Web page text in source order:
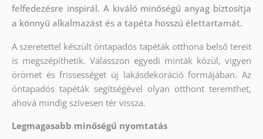
felfedezésre inspirál. A kiváló minőségű anyag biztosítja
a könnyű alkalmazást és a tapéta hosszú élettartamát.
A szeretettel készült öntapadós tapéták otthona belső tereit
is megszépíthetik. Válasszon egyedi minták közül, vigyen
örömet és frissességet új lakásdekoráció formájában. Az
öntapadós tapéták segítségével olyan otthont teremthet,
ahová mindig szívesen tér vissza.
Legmagasabb minőségű nyomtatás